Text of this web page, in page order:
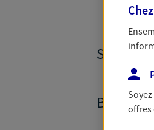
SANTÉ
BANQUE
offres